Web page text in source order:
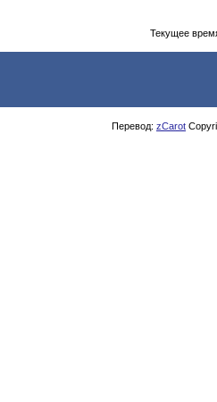
Текущее
Перевод: zCarot